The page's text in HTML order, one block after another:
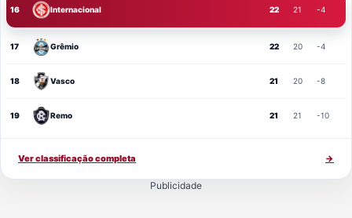
16 Internacional 22 21 -4
17 Grêmio 22 20 -4
18 Vasco 21 20 -8
19 Remo 21 21 -10
Ver classificação completa →
Publicidade